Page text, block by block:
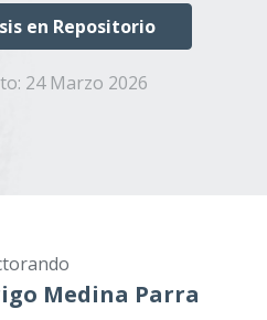
en Repositorio
24 Marzo 2026
Medina Parra